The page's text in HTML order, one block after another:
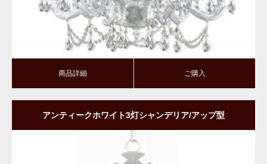
商品詳細 ご購入
アンティークホワイト3灯シャンデリア/アップ型